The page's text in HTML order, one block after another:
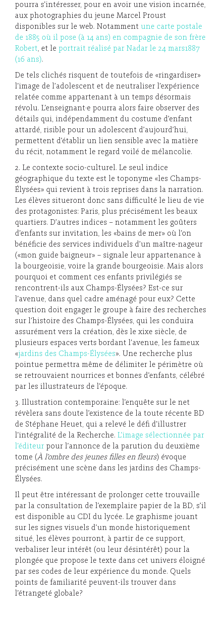
pourra s’intéresser, pour en avoir une vision incarnée,
aux photographies du jeune Marcel Proust
disponibles sur le web. Notamment une carte postale
de 1885 où il pose (à 14 ans) en compagnie de son frère
Robert, et le portrait réalisé par Nadar le 24 mars1887
(16 ans).
De tels clichés risquent de toutefois de «ringardiser»
l’image de l’adolescent et de neutraliser l’expérience
relatée comme appartenant à un temps désormais
révolu. L’enseignant·e pourra alors faire observer des
détails qui, indépendamment du costume d’enfant
attardé, risible pour un adolescent d’aujourd’hui,
permettent d’établir un lien sensible avec la matière
du récit, notamment le regard voilé de mélancolie.
2. Le contexte socio-culturel. Le seul indice
géographique du texte est le toponyme «les Champs-
Élysées» qui revient à trois reprises dans la narration.
Les élèves situeront donc sans difficulté le lieu de vie
des protagonistes: Paris, plus précisément les beaux
quartiers. D’autres indices – notamment les goûters
d’enfants sur invitation, les «bains de mer» où l’on
bénéficie des services individuels d’un maître-nageur
(«mon guide baigneur» – signale leur appartenance à
la bourgeoisie, voire la grande bourgeoisie. Mais alors
pourquoi et comment ces enfants privilégiés se
rencontrent-ils aux Champs-Élysées? Est-ce sur
l’avenue, dans quel cadre aménagé pour eux? Cette
question doit engager le groupe à faire des recherches
sur l’histoire des Champs-Élysées, qui les conduira
assurément vers la création, dès le xixe siècle, de
plusieurs espaces verts bordant l’avenue, les fameux
«jardins des Champs-Élysées». Une recherche plus
pointue permettra même de délimiter le périmètre où
se retrouvaient nourrices et bonnes d’enfants, célébré
par les illustrateurs de l’époque.
3. Illustration contemporaine: l’enquête sur le net
révèlera sans doute l’existence de la toute récente BD
de Stéphane Heuet, qui a relevé le défi d’illustrer
l’intégralité de la Recherche. L’image sélectionnée par
l’éditeur pour l’annonce de la parution du deuxième
tome (À l’ombre des jeunes filles en fleurs) évoque
précisément une scène dans les jardins des Champs-
Élysées.
Il peut être intéressant de prolonger cette trouvaille
par la consultation de l’exemplaire papier de la BD, s’il
est disponible au CDI du lycée. Le graphisme jouant
sur les signes visuels d’un monde historiquement
situé, les élèves pourront, à partir de ce support,
verbaliser leur intérêt (ou leur désintérêt) pour la
plongée que propose le texte dans cet univers éloigné
par ses codes de leur expérience du monde. Quels
points de familiarité peuvent-ils trouver dans
l’étrangeté globale?